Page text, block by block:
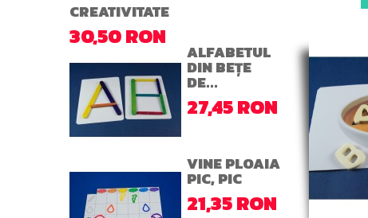
CREATIVITATE
30,50 RON
ALFABETUL
DIN BEȚE
DE...
27,45 RON
VINE PLOAIA
PIC, PIC
21,35 RON